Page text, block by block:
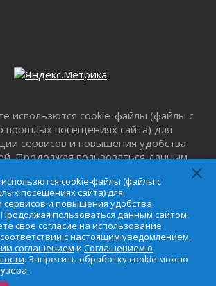
и вампиров
крик о помощи
семьёй
и очередей
дело...уверены?
использются cookie-файлы (файлы с
прошлых посещениях сайта) для
сервисов и повышения удобства
Продолжая пользоваться данным
файлов cookie в соответствии с
Пользовательским
иСоглашением о
. Запретить обработку cookie
в настройке браузера.
cookie-файлы (файлы с
посещениях сайта) для
сервисов и повышения удобства
пользоваться данным сайтом,
свое согласие на использование
с настоящим уведомлением,
соглашением и Соглашением о
. Запретить обработку cookie можно